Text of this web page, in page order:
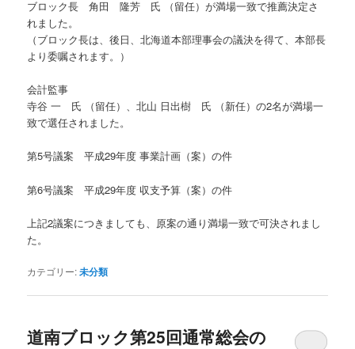
ブロック長 角田 隆芳 氏 （留任）が満場一致で推薦決定さ
れました。
（ブロック長は、後日、北海道本部理事会の議決を得て、本部長
より委嘱されます。）
会計監事
寺谷 一 氏 （留任）、北山 日出樹 氏 （新任）の2名が満場一
致で選任されました。
第5号議案 平成29年度 事業計画（案）の件
第6号議案 平成29年度 収支予算（案）の件
上記2議案につきましても、原案の通り満場一致で可決されまし
た。
カテゴリー:未分類
道南ブロック第25回通常総会の